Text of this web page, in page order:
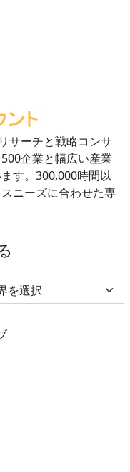
サーチと戦略コンサ
企業と幅広い産業
す。300,000時間以
ニーズに合わせた専
Industry